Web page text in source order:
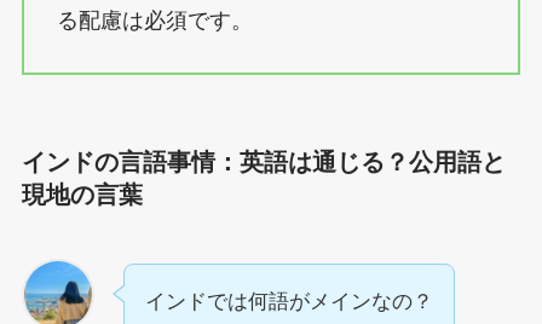
る配慮は必須です。
インドの言語事情：英語は通じる？公用語と
現地の言葉
インドでは何語がメインなの？